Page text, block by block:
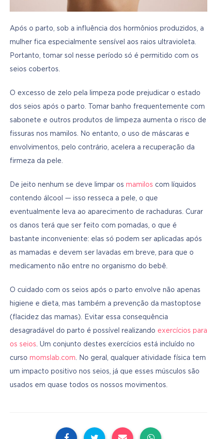
Após o parto, sob a influência dos hormônios produzidos, a
mulher fica especialmente sensível aos raios ultravioleta.
Portanto, tomar sol nesse período só é permitido com os
seios cobertos.
O excesso de zelo pela limpeza pode prejudicar o estado
dos seios após o parto. Tomar banho frequentemente com
sabonete e outros produtos de limpeza aumenta o risco de
fissuras nos mamilos. No entanto, o uso de máscaras e
envolvimentos, pelo contrário, acelera a recuperação da
firmeza da pele.
De jeito nenhum se deve limpar os mamilos com líquidos
contendo álcool — isso resseca a pele, o que
eventualmente leva ao aparecimento de rachaduras. Curar
os danos terá que ser feito com pomadas, o que é
bastante inconveniente: elas só podem ser aplicadas após
as mamadas e devem ser lavadas em breve, para que o
medicamento não entre no organismo do bebê.
O cuidado com os seios após o parto envolve não apenas
higiene e dieta, mas também a prevenção da mastoptose
(flacidez das mamas). Evitar essa consequência
desagradável do parto é possível realizando exercícios para
os seios . Um conjunto destes exercícios está incluído no
curso momslab.com . No geral, qualquer atividade física tem
um impacto positivo nos seios, já que esses músculos são
usados em quase todos os nossos movimentos.